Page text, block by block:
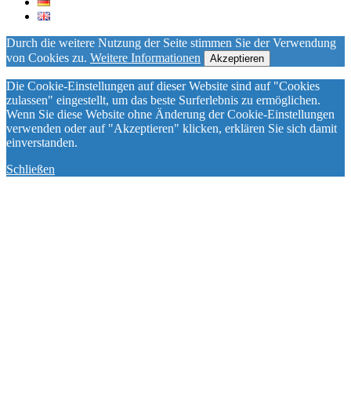
Durch die weitere Nutzung der Seite stimmen Sie der Verwendung
von Cookies zu. Weitere Informationen Akzeptieren
Die Cookie-Einstellungen auf dieser Website sind auf "Cookies
zulassen" eingestellt, um das beste Surferlebnis zu ermöglichen.
Wenn Sie diese Website ohne Änderung der Cookie-Einstellungen
verwenden oder auf "Akzeptieren" klicken, erklären Sie sich damit
einverstanden.
Schließen